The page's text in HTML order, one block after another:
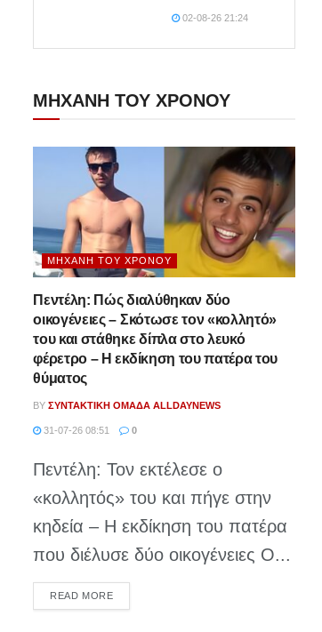
02-08-26 21:24
ΜΗΧΑΝΗ ΤΟΥ ΧΡΟΝΟΥ
ΜΗΧΑΝΉ ΤΟΥ ΧΡΌΝΟΥ
Πεντέλη: Πώς διαλύθηκαν δύο
οικογένειες – Σκότωσε τον «κολλητό»
του και στάθηκε δίπλα στο λευκό
φέρετρο – Η εκδίκηση του πατέρα του
θύματος
BY ΣΥΝΤΑΚΤΙΚΉ ΟΜΆΔΑ ALLDAYNEWS
31-07-26 08:51 0
Πεντέλη: Τον εκτέλεσε ο
«κολλητός» του και πήγε στην
κηδεία – Η εκδίκηση του πατέρα
που διέλυσε δύο οικογένειες Ο...
READ MOREDETAILS